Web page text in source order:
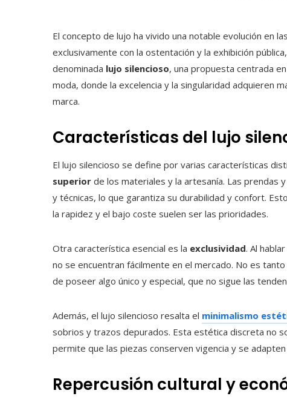
El concepto de lujo ha vivido una notable evolución en
exclusivamente con la ostentación y la exhibición
denominada lujo silencioso, una propuesta centrada
moda, donde la excelencia y la singularidad adquieren
marca.
Características del lujo
El lujo silencioso se define por varias características
superior de los materiales y la artesanía. Las prendas
y técnicas, lo que garantiza su durabilidad y confort.
la rapidez y el bajo coste suelen ser las prioridades.
Otra característica esencial es la exclusividad. Al
no se encuentran fácilmente en el mercado. No es
de poseer algo único y especial, que no sigue las
Además, el lujo silencioso resalta el minimalismo
sobrios y trazos depurados. Esta estética discreta no
permite que las piezas conserven vigencia y se
Repercusión cultural y